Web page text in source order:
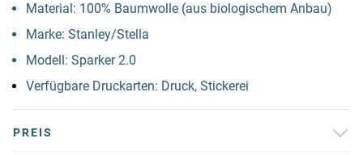
Material: 100% Baumwolle (aus biologischem Anbau)
Marke: Stanley/Stella
Modell: Sparker 2.0
Verfügbare Druckarten: Druck, Stickerei
PREIS